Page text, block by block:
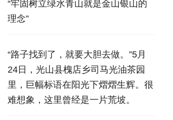
“牢固树立绿水青山就是金山银山的
理念”
“路子找到了，就要大胆去做。”5月
24日，光山县槐店乡司马光油茶园
里，巨幅标语在阳光下熠熠生辉。很
难想象，这里曾经是一片荒坡。